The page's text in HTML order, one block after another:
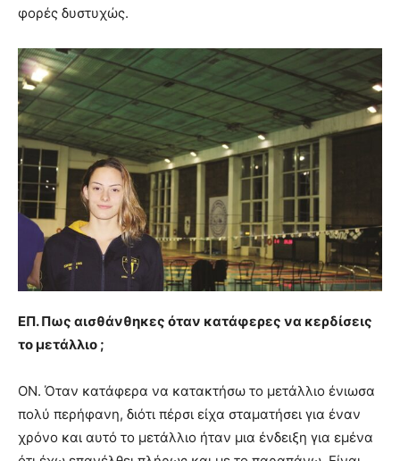
φορές δυστυχώς.
ΕΠ. Πως αισθάνθηκες όταν κατάφερες να κερδίσεις
το μετάλλιο ;
ΟΝ. Όταν κατάφερα να κατακτήσω το μετάλλιο ένιωσα
πολύ περήφανη, διότι πέρσι είχα σταματήσει για έναν
χρόνο και αυτό το μετάλλιο ήταν μια ένδειξη για εμένα